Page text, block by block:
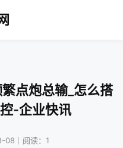
点炮总输_怎么搭
-企业快讯
08｜阅读：1